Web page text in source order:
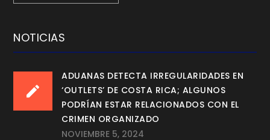
NOTICIAS
ADUANAS DETECTA IRREGULARIDADES EN
‘OUTLETS’ DE COSTA RICA; ALGUNOS
PODRÍAN ESTAR RELACIONADOS CON EL
CRIMEN ORGANIZADO
NOVIEMBRE 5, 2024